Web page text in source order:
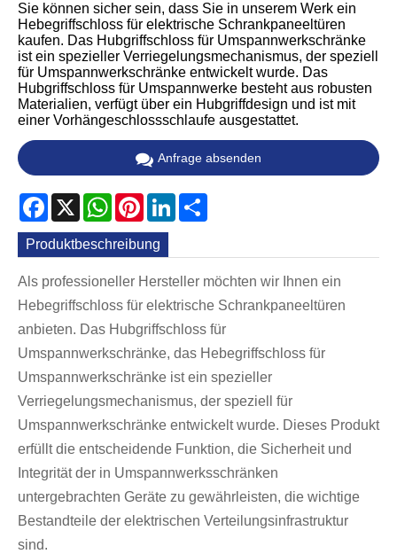
Sie können sicher sein, dass Sie in unserem Werk ein
Hebegriffschloss für elektrische Schrankpaneeltüren
kaufen. Das Hubgriffschloss für Umspannwerkschränke
ist ein spezieller Verriegelungsmechanismus, der speziell
für Umspannwerkschränke entwickelt wurde. Das
Hubgriffschloss für Umspannwerke besteht aus robusten
Materialien, verfügt über ein Hubgriffdesign und ist mit
einer Vorhängeschlossschlaufe ausgestattet.
Anfrage absenden
Facebook
X WhatsApp
PinterestLinkedIn
Produktbeschreibung
Als professioneller Hersteller möchten wir Ihnen ein
Hebegriffschloss für elektrische Schrankpaneeltüren
anbieten. Das Hubgriffschloss für
Umspannwerkschränke, das Hebegriffschloss für
Umspannwerkschränke ist ein spezieller
Verriegelungsmechanismus, der speziell für
Umspannwerkschränke entwickelt wurde. Dieses Produkt
erfüllt die entscheidende Funktion, die Sicherheit und
Integrität der in Umspannwerksschränken
untergebrachten Geräte zu gewährleisten, die wichtige
Bestandteile der elektrischen Verteilungsinfrastruktur
sind.